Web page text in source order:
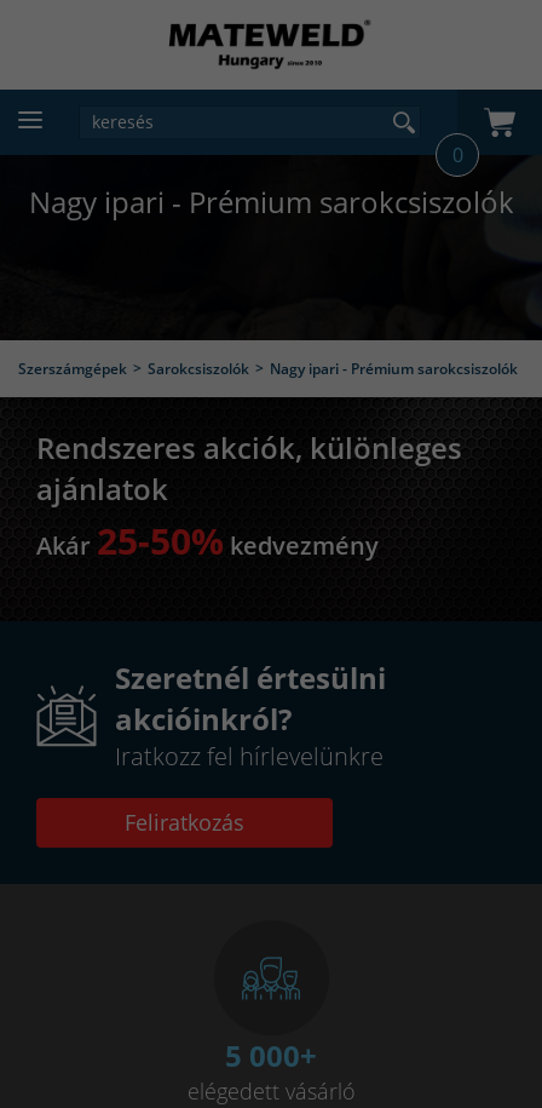
0
Nagy ipari - Prémium sarokcsiszolók
Szerszámgépek Sarokcsiszolók Nagy ipari - Prémium sarokcsiszolók
Rendszeres akciók, különleges
ajánlatok
Akár 25-50% kedvezmény
Szeretnél értesülni
akcióinkról?
Iratkozz fel hírlevelünkre
Feliratkozás
5 000+
elégedett vásárló